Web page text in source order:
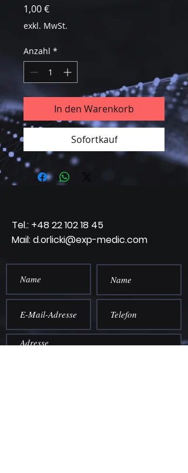
1,00 €Preis
exkl. MwSt.
Anzahl *
In den Warenkorb
Sofortkauf
Tel.: +48 22 102 18 45
Mail: d.orlicki@exp-medic.com